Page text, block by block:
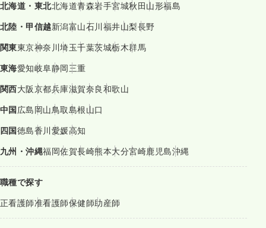
北海道・東北北海道青森岩手宮城秋田山形福島
北陸・甲信越新潟富山石川福井山梨長野
関東東京神奈川埼玉千葉茨城栃木群馬
東海愛知岐阜静岡三重
関西大阪京都兵庫滋賀奈良和歌山
中国広島岡山鳥取島根山口
四国徳島香川愛媛高知
九州・沖縄福岡佐賀長崎熊本大分宮崎鹿児島沖縄
職種で探す
正看護師准看護師保健師助産師